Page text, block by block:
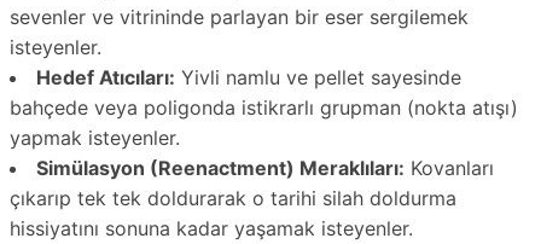
sevenler ve vitrininde parlayan bir eser sergilemek
isteyenler.
Hedef Atıcıları: Yivli namlu ve pellet sayesinde
bahçede veya poligonda istikrarlı grupman (nokta atışı)
yapmak isteyenler.
Simülasyon (Reenactment) Meraklıları: Kovanları
çıkarıp tek tek doldurarak o tarihi silah doldurma
hissiyatını sonuna kadar yaşamak isteyenler.